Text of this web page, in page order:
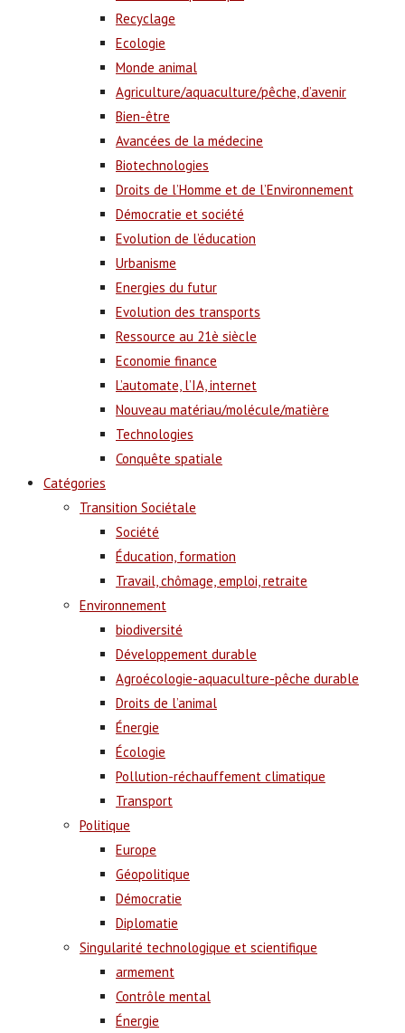
Recyclage
Ecologie
Monde animal
Agriculture/aquaculture/pêche, d’avenir
Bien-être
Avancées de la médecine
Biotechnologies
Droits de l’Homme et de l’Environnement
Démocratie et société
Evolution de l’éducation
Urbanisme
Energies du futur
Evolution des transports
Ressource au 21è siècle
Economie finance
L’automate, l’IA, internet
Nouveau matériau/molécule/matière
Technologies
Conquête spatiale
Catégories
Transition Sociétale
Société
Éducation, formation
Travail, chômage, emploi, retraite
Environnement
biodiversité
Développement durable
Agroécologie-aquaculture-pêche durable
Droits de l’animal
Énergie
Écologie
Pollution-réchauffement climatique
Transport
Politique
Europe
Géopolitique
Démocratie
Diplomatie
Singularité technologique et scientifique
armement
Contrôle mental
Énergie